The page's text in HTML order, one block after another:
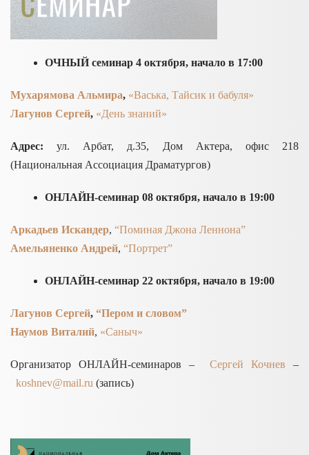
ОЧНЫЙ семинар 4 октября, начало в 17:00
Мухарямова Альмира, «Васька, Тайсик и бабуля»
Лагунов Сергей, «День знаний»
Адрес: ул. Арбат, д.35, Дом Актера, офис 218
(Национальная Ассоциация Драматургов)
ОНЛАЙН-семинар 08 октября, начало в 19:00
Аркадьев Искандер, “Поминая Джона Леннона”
Амельяненко Андрей, “Портрет”
ОНЛАЙН-семинар 22 октября, начало в 19:00
Лагунов Сергей, “Пером и словом”
Наумов Виталий, «Саныч»
Организатор ОНЛАЙН-семинаров – Сергей Кочнев –
koshnev@mail.ru (запись)